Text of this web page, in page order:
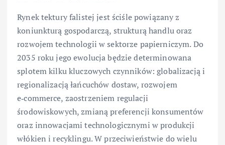
Rynek tektury falistej jest ściśle powiązany z
koniunkturą gospodarczą, strukturą handlu oraz
rozwojem technologii w sektorze papierniczym. Do
2035 roku jego ewolucja będzie determinowana
splotem kilku kluczowych czynników: globalizacją i
regionalizacją łańcuchów dostaw, rozwojem
e‑commerce, zaostrzeniem regulacji
środowiskowych, zmianą preferencji konsumentów
oraz innowacjami technologicznymi w produkcji
włókien i recyklingu. W przeciwieństwie do wielu